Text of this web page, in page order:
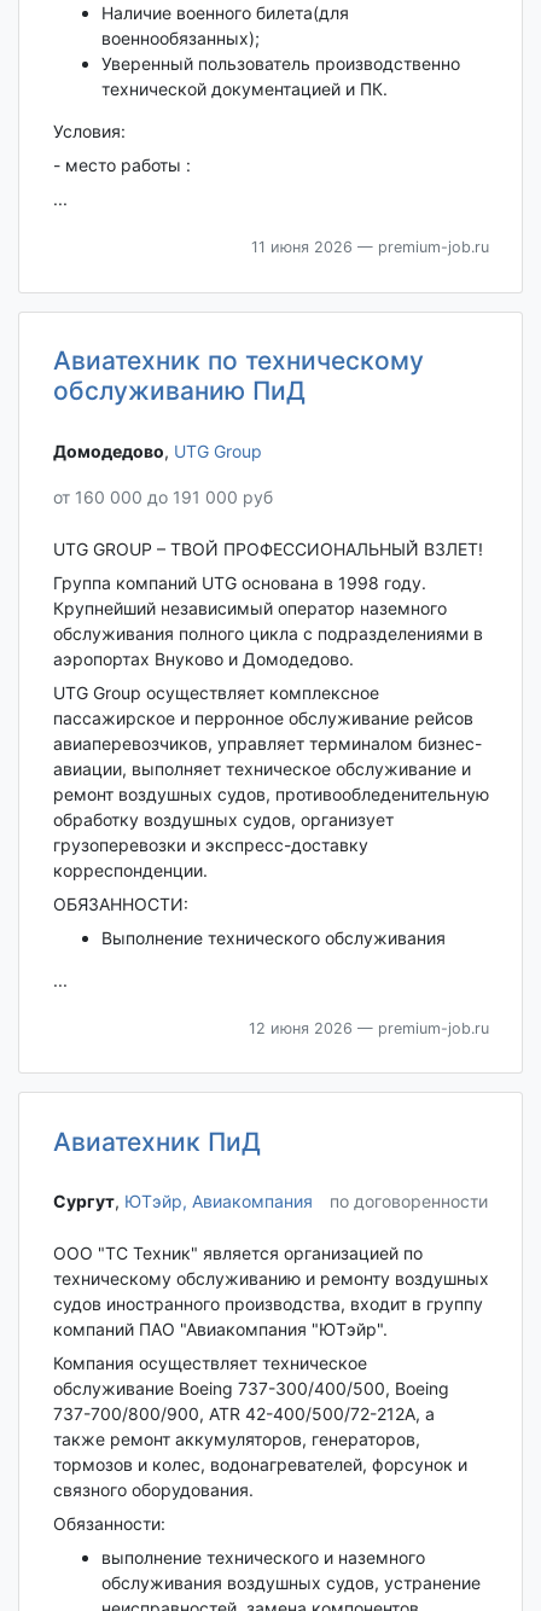
Наличие военного билета(для
военнообязанных);
Уверенный пользователь производственно
технической документацией и ПК.
Условия:
- место работы :
...
11 июня 2026 — premium-job.ru
Авиатехник по техническому
обслуживанию ПиД
Домодедово‎, UTG Group
от 160 000 до 191 000 руб
UTG GROUP – ТВОЙ ПРОФЕССИОНАЛЬНЫЙ̆ ВЗЛЕТ!
Группа компаний UTG основана в 1998 году.
Крупнейший независимый оператор наземного
обслуживания полного цикла с подразделениями в
аэропортах Внуково и Домодедово.
UTG Group осуществляет комплексное
пассажирское и перронное обслуживание рейсов
авиаперевозчиков, управляет терминалом бизнес-
авиации, выполняет техническое обслуживание и
ремонт воздушных судов, противообледенительную
обработку воздушных судов, организует
грузоперевозки и экспресс-доставку
корреспонденции.
ОБЯЗАННОСТИ:
Выполнение технического обслуживания
...
12 июня 2026 — premium-job.ru
Авиатехник ПиД
Сургут‎, ЮТэйр, Авиакомпания по договоренности
ООО "ТС Техник" является организацией по
техническому обслуживанию и ремонту воздушных
судов иностранного производства, входит в группу
компаний ПАО "Авиакомпания "ЮТэйр".
Компания осуществляет техническое
обслуживание Boeing 737-300/400/500, Boeing
737-700/800/900, ATR 42-400/500/72-212A, а
также ремонт аккумуляторов, генераторов,
тормозов и колес, водонагревателей, форсунок и
связного оборудования.
Обязанности:
выполнение технического и наземного
обслуживания воздушных судов, устранение